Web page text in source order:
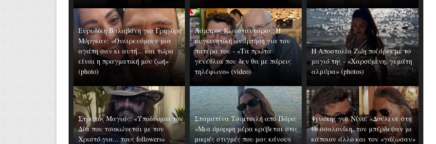
Ευρυδίκη Βαλαβάνη για Γρηγόρη
Μόργκαν: «Oνειρευόμουν μια
αγάπη σαν κι αυτή... και τώρα
είναι η πραγματική μου ζωή»
(photo)
Λάμπρος Κωνσταντάρας: H
συγκινητική ανάρτηση για τον
πατέρα του - «Τα πρώτα
γενέθλια που δεν θα με πάρεις
τηλέφωνο» (video)
Η Αποστολία Ζώη ποζάρει με το
μαγιό της - «Χαρούμενη, γεμάτη
αλμύρα» (photos)
Στράτος Μαγιάς: «Υποδύομαι τον
Δία που τσακώνεται με τον
Χριστό για... τους followers»
Σταματίνα Τσιμτσιλή από Πάρο:
«Μια όμορφη μέρα κρύβεται στις
μικρές στιγμές που μας κάνουν
Ψινάκης για Νίνο: «Δούλευε στη
Θεσσαλονίκη, τον μπέρδεψαν με
κάποιον άλλο και τον «γάζωσαν»